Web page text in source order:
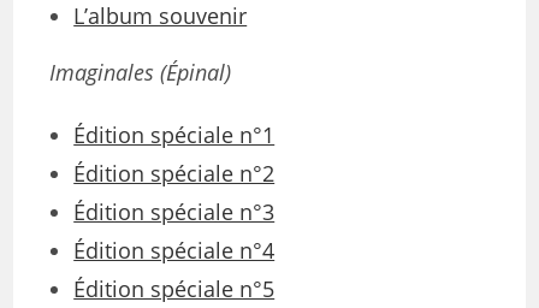
L’album souvenir
Imaginales (Épinal)
Édition spéciale n°1
Édition spéciale n°2
Édition spéciale n°3
Édition spéciale n°4
Édition spéciale n°5